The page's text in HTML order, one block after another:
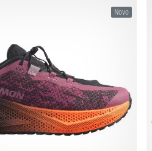
Novo